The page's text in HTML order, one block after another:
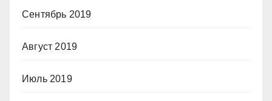
Сентябрь 2019
Август 2019
Июль 2019